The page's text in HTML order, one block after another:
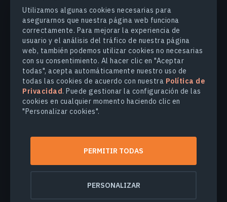
Utilizamos algunas cookies necesarias para
asegurarnos que nuestra página web funciona
correctamente. Para mejorar la experiencia de
usuario y el análisis del tráfico de nuestra página
web, también podemos utilizar cookies no necesarias
con su consentimiento. Al hacer clic en "Aceptar
todas", acepta automáticamente nuestro uso de
todas las cookies de acuerdo con nuestra Política de
Privacidad. Puede gestionar la configuración de las
cookies en cualquier momento haciendo clic en
"Personalizar cookies".
PERMITIR TODAS
PERSONALIZAR
PRODUCTOS Y SOLUCIONES
INDUSTRIAS
COMPANY
EXPLORE
Seguridad de los datos